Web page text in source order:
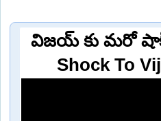
విజయ్ కు మరో
Shock To